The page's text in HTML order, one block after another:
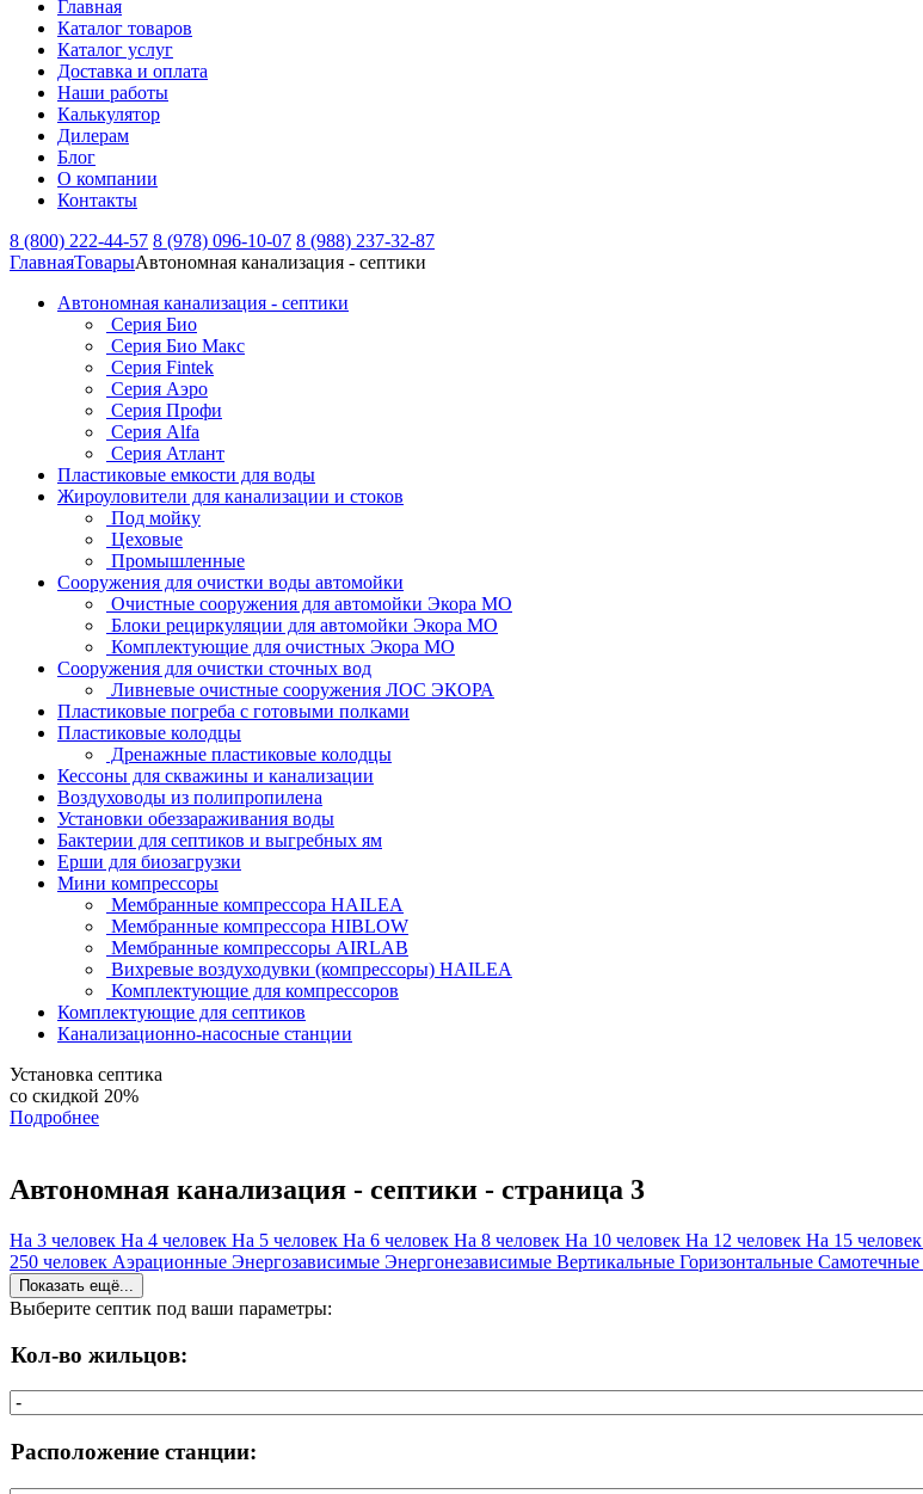
Главная
Каталог товаров
Каталог услуг
Доставка и оплата
Наши работы
Калькулятор
Дилерам
Блог
О компании
Контакты
8 (800) 222-44-57 8 (978) 096-10-07 8 (988) 237-32-87
ГлавнаяТоварыАвтономная канализация - септики
Автономная канализация - септики
Серия Био
Серия Био Макс
Серия Fintek
Серия Аэро
Серия Профи
Серия Alfa
Серия Атлант
Пластиковые емкости для воды
Жироуловители для канализации и стоков
Под мойку
Цеховые
Промышленные
Сооружения для очистки воды автомойки
Очистные сооружения для автомойки Экора МО
Блоки рециркуляции для автомойки Экора МО
Комплектующие для очистных Экора МО
Сооружения для очистки сточных вод
Ливневые очистные сооружения ЛОС ЭКОРА
Пластиковые погреба с готовыми полками
Пластиковые колодцы
Дренажные пластиковые колодцы
Кессоны для скважины и канализации
Воздуховоды из полипропилена
Установки обеззараживания воды
Бактерии для септиков и выгребных ям
Ерши для биозагрузки
Мини компрессоры
Мембранные компрессора HAILEA
Мембранные компрессора HIBLOW
Мембранные компрессоры AIRLAB
Вихревые воздуходувки (компрессоры) HAILEA
Комплектующие для компрессоров
Комплектующие для септиков
Канализационно-насосные станции
Установка септика
со скидкой 20%
Подробнее
Автономная канализация - септики - страница 3
На 3 человек На 4 человек На 5 человек На 6 человек На 8 человек На 10 человек На 12 человек На 15 человек
250 человек Аэрационные Энергозависимые Энергонезависимые Вертикальные Горизонтальные Самотечные
Показать ещё...
Выберите септик под ваши параметры:
Кол-во жильцов:
Расположение станции: